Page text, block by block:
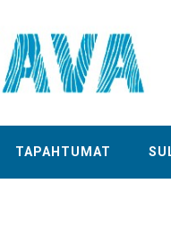
TAPAHTUMAT